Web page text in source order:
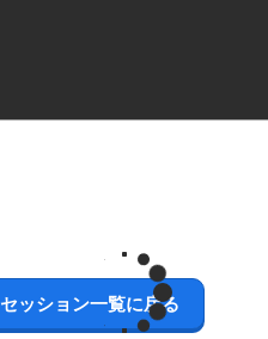
セッション一覧に戻る